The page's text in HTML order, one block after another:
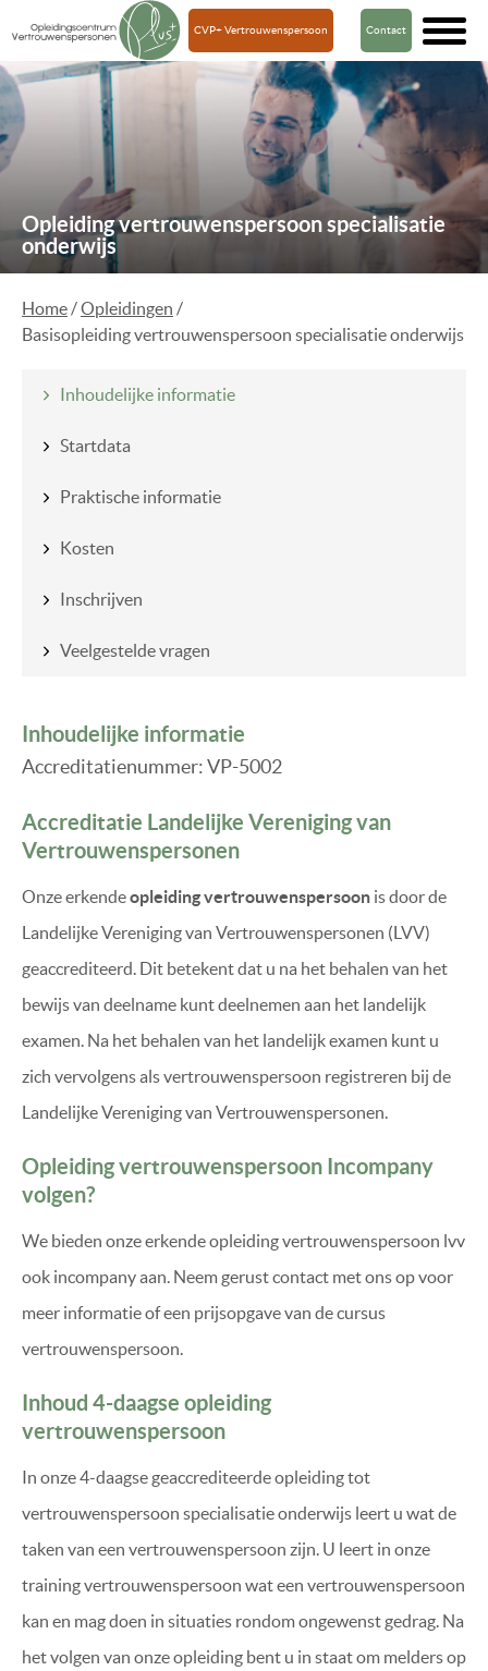
CVP+ Vertrouwenspersoon Contact
Opleiding vertrouwenspersoon specialisatie
onderwijs
Home/Opleidingen /
Basisopleiding vertrouwenspersoon specialisatie onderwijs
Inhoudelijke informatie
Startdata
Praktische informatie
Kosten
Inschrijven
Veelgestelde vragen
Inhoudelijke informatie
Accreditatienummer: VP-5002
Accreditatie Landelijke Vereniging van
Vertrouwenspersonen
Onze erkendeopleiding vertrouwenspersoon is door de
Landelijke Vereniging van Vertrouwenspersonen (LVV)
geaccrediteerd. Dit betekent dat u na het behalen van het
bewijs van deelname kunt deelnemen aan het landelijk
examen. Na het behalen van het landelijk examen kunt u
zich vervolgens als vertrouwenspersoon registreren bij de
Landelijke Vereniging van Vertrouwenspersonen.
Opleiding vertrouwenspersoon Incompany
volgen?
We bieden onze erkende opleiding vertrouwenspersoon lvv
ook incompany aan. Neem gerust contact met ons op voor
meer informatie of een prijsopgave van de cursus
vertrouwenspersoon.
Inhoud 4-daagse opleiding
vertrouwenspersoon
In onze 4-daagse geaccrediteerde opleiding tot
vertrouwenspersoon specialisatie onderwijs leert u wat de
taken van een vertrouwenspersoon zijn. U leert in onze
training vertrouwenspersoon wat een vertrouwenspersoon
kan en mag doen in situaties rondom ongewenst gedrag. Na
het volgen van onze opleiding bent u in staat om melders op